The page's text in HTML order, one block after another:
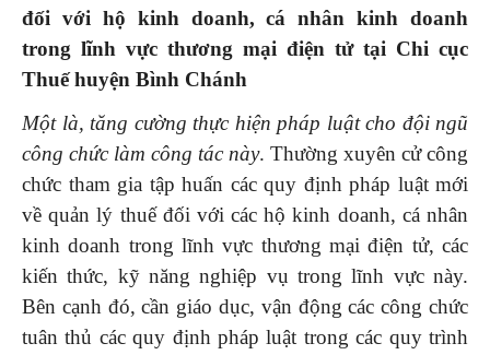
đối với hộ kinh doanh, cá nhân kinh doanh
trong lĩnh vực thương mại điện tử tại Chi cục
Thuế huyện Bình Chánh
Mộtlà, tăng cường thực hiện pháp luật cho đội ngũ
công chức làm công tác này. Thường xuyên cử công
chức tham gia tập huấn các quy định pháp luật mới
về quản lý thuế đối với các hộ kinh doanh, cá nhân
kinh doanh trong lĩnh vực thương mại điện tử, các
kiến thức, kỹ năng nghiệp vụ trong lĩnh vực này.
Bên cạnh đó, cần giáo dục, vận động các công chức
tuân thủ các quy định pháp luật trong các quy trình